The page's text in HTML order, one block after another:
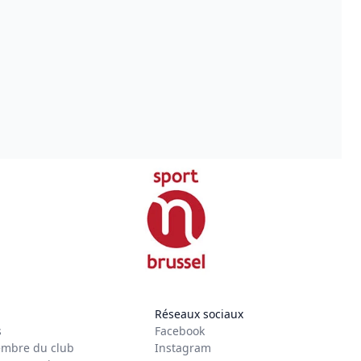
du club
Réseaux sociaux
Facebook
Instagram